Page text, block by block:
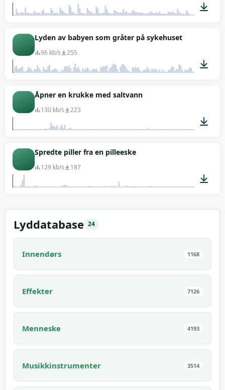
Lyden av babyen som gråter på sykehuset
96 kb/s 255
Åpner en krukke med saltvann
130 kb/s 223
Spredte piller fra en pilleeske
129 kb/s 187
Lyddatabase 24
Innendørs 1168
Effekter 7126
Menneske 4193
Musikkinstrumenter 3514